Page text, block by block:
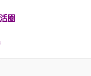
圈